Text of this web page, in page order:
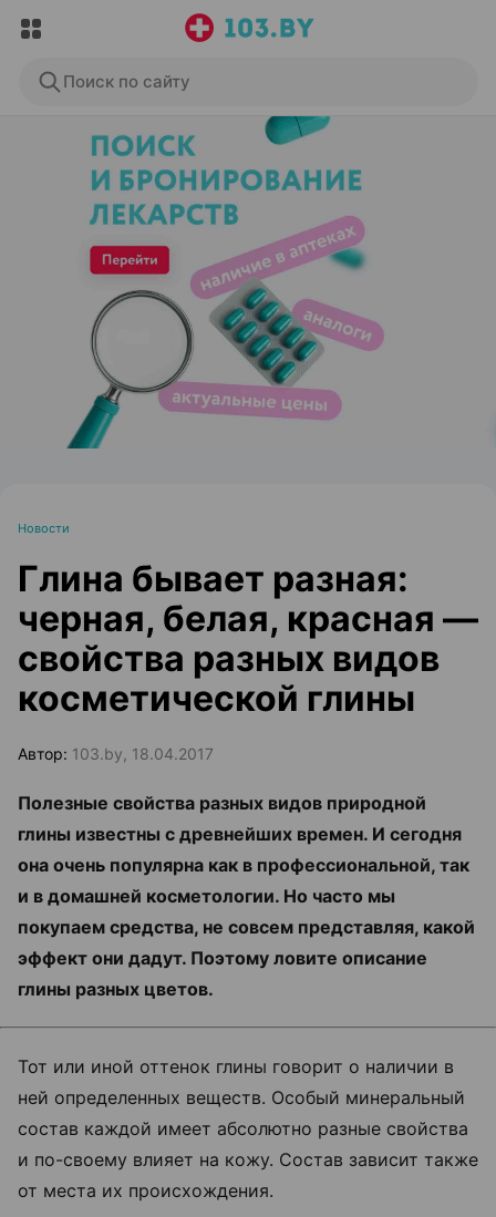
Поиск по сайту
ЭФФЕКТИВНАЯ РЕКЛАМА НА САЙТЕ
Новости
Глина бывает разная:
черная, белая, красная —
свойства разных видов
косметической глины
Автор: 103.by, 18.04.2017
Полезные свойства разных видов природной
глины известны с древнейших времен. И сегодня
она очень популярна как в профессиональной, так
и в домашней косметологии. Но часто мы
покупаем средства, не совсем представляя, какой
эффект они дадут. Поэтому ловите описание
глины разных цветов.
Тот или иной оттенок глины говорит о наличии в
ней определенных веществ. Особый минеральный
состав каждой имеет абсолютно разные свойства
и по-своему влияет на кожу. Состав зависит также
от места их происхождения.